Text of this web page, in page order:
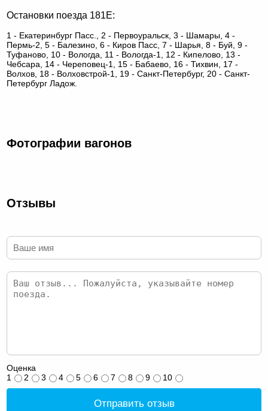
Остановки поезда 181Е:
1 - Екатеринбург Пасс., 2 - Первоуральск, 3 - Шамары, 4 -
Пермь-2, 5 - Балезино, 6 - Киров Пасс, 7 - Шарья, 8 - Буй, 9 -
Туфаново, 10 - Вологда, 11 - Вологда-1, 12 - Кипелово, 13 -
Чебсара, 14 - Череповец-1, 15 - Бабаево, 16 - Тихвин, 17 -
Волхов, 18 - Волховстрой-1, 19 - Санкт-Петербург, 20 - Санкт-
Петербург Ладож.
Фотографии вагонов
Отзывы
Оценка
1
2 3 4 5 6 7 8 9 10
Отправить отзыв